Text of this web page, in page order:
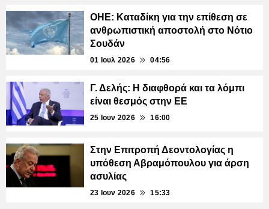
ΟΗΕ: Καταδίκη για την επίθεση σε
ανθρωπιστική αποστολή στο Νότιο
Σουδάν
01 Ιουλ 2026 04:56
Γ. Δελής: Η διαφθορά και τα λόμπι
είναι θεσμός στην ΕΕ
25 Ιουν 2026 16:00
Στην Επιτροπή Δεοντολογίας η
υπόθεση Αβραμόπουλου για άρση
ασυλίας
23 Ιουν 2026 15:33